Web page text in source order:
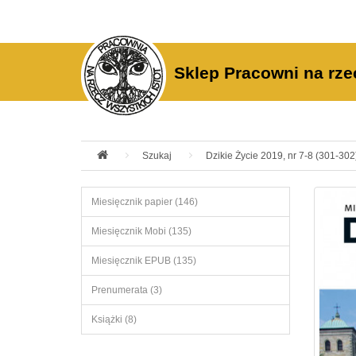
Sklep Pracowni na
Szukaj Dzikie Życie 2019, nr 7-8 (301-
Miesięcznik papier (146)
Miesięcznik Mobi (135)
Miesięcznik EPUB (135)
Prenumerata (3)
Książki (8)